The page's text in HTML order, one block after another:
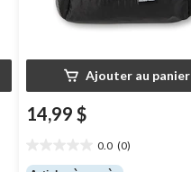
Ajouter au panier
14,99 $
0.0 (0)